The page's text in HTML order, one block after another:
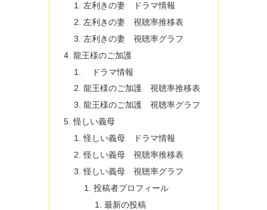
左利きの妻 ドラマ情報
左利きの妻 視聴率推移表
左利きの妻 視聴率グラフ
龍王様のご加護
ドラマ情報
龍王様のご加護 視聴率推移表
龍王様のご加護 視聴率グラフ
怪しい義母
怪しい義母 ドラマ情報
怪しい義母 視聴率推移表
怪しい義母 視聴率グラフ
投稿者プロフィール
最新の投稿